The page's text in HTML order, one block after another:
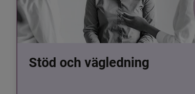
Stöd och vägledning